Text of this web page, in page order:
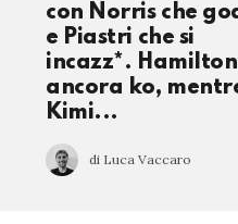
con Norris che
e Piastri che si
incazz*. Hamilton
ancora ko,
Kimi...
di Luca Vaccaro